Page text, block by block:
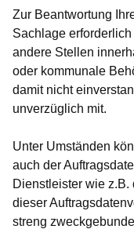
Zur Beantwortung
Sachlage
andere Stellen
oder kommunale
damit nicht
unverzüglich mit.
Unter Umständen
auch der
Dienstleister wie
dieser
streng